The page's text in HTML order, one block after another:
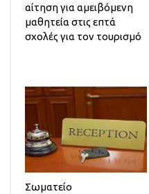
αίτηση για αμειβόμενη
μαθητεία στις επτά
σχολές για τον τουρισμό
Σωματείο